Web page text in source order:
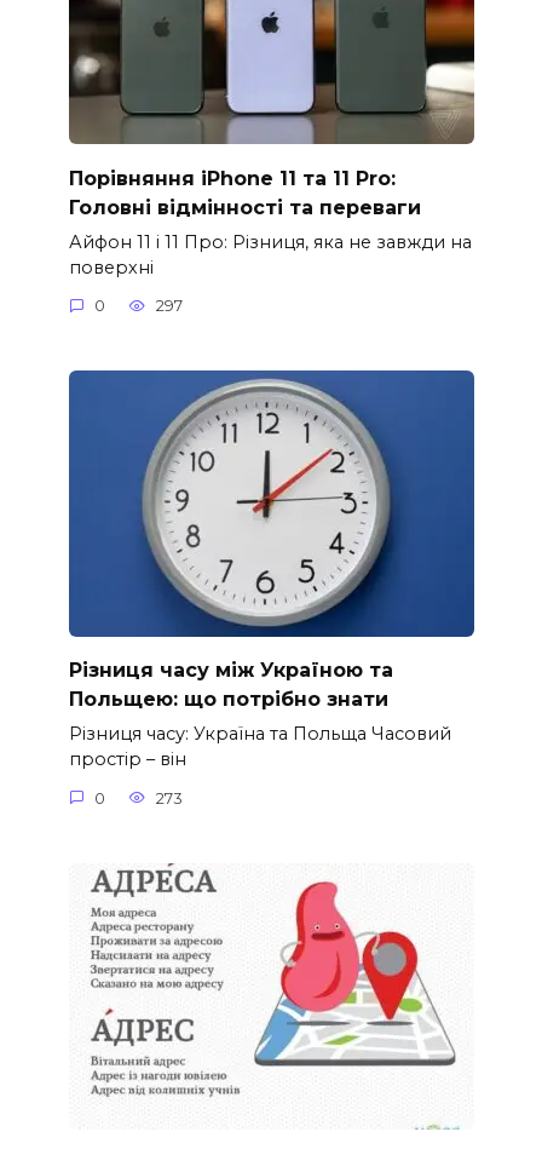
Порівняння iPhone 11 та 11 Pro:
Головні відмінності та переваги
Айфон 11 і 11 Про: Різниця, яка не завжди на
поверхні
0 297
Різниця часу між Україною та
Польщею: що потрібно знати
Різниця часу: Україна та Польща Часовий
простір – він
0 273